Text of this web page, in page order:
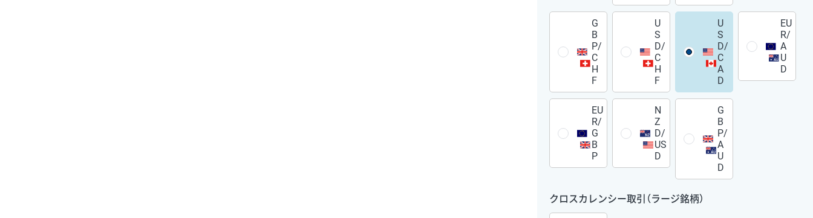
G
B
P/
C
H
F
U
S
D/
C
H
F
U
S
D/
C
A
D
EU
R/
A
U
D
EU
R/
G
B
P
N
Z
D/
US
D
G
B
P/
A
U
D
クロスカレンシー取引（ラージ銘柄）